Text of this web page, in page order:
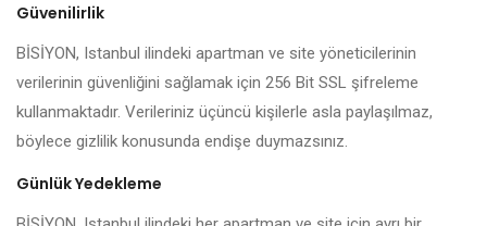
Güvenilirlik
BİSİYON, Istanbul ilindeki apartman ve site yöneticilerinin
verilerinin güvenliğini sağlamak için 256 Bit SSL şifreleme
kullanmaktadır. Verileriniz üçüncü kişilerle asla paylaşılmaz,
böylece gizlilik konusunda endişe duymazsınız.
Günlük Yedekleme